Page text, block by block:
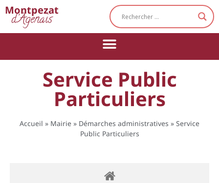
Montpezat
d'Agenais
Service Public
Particuliers
Accueil » Mairie » Démarches administratives » Service
Public Particuliers
Cookies management panel